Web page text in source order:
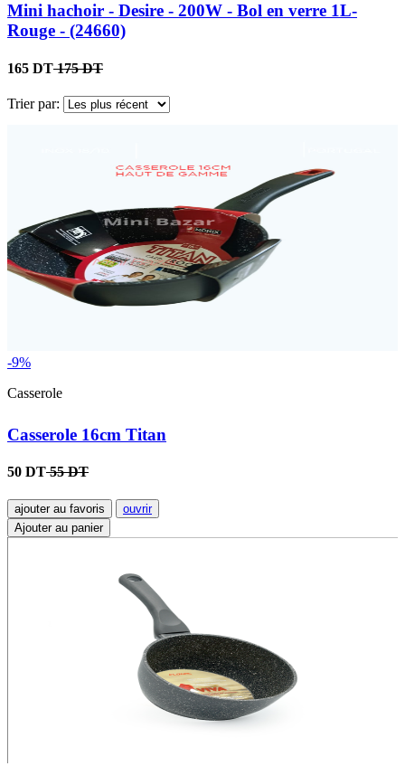
Mini hachoir - Desire - 200W - Bol en verre 1L-
Rouge - (24660)
165 DT175 DT
Trier par:
-9%
Casserole
Casserole 16cm Titan
50 DT55 DT
ajouter au favoris
ouvrir
Ajouter au panier